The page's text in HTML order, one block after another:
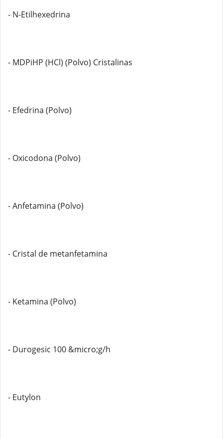
- N-Etilhexedrina
- MDPiHP (HCl) (Polvo) Cristalinas
- Efedrina (Polvo)
- Oxicodona (Polvo)
- Anfetamina (Polvo)
- Cristal de metanfetamina
- Ketamina (Polvo)
- Durogesic 100 &micro;g/h
- Eutylon